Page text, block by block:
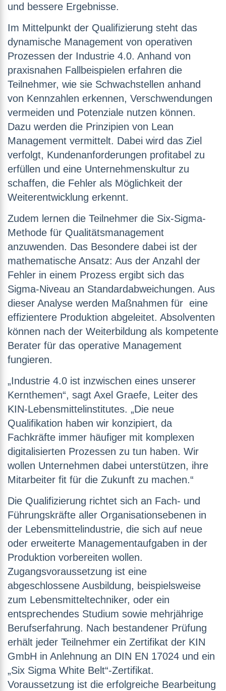
und bessere Ergebnisse.
Im Mittelpunkt der Qualifizierung steht das
dynamische Management von operativen
Prozessen der Industrie 4.0. Anhand von
praxisnahen Fallbeispielen erfahren die
Teilnehmer, wie sie Schwachstellen anhand
von Kennzahlen erkennen, Verschwendungen
vermeiden und Potenziale nutzen können.
Dazu werden die Prinzipien von Lean
Management vermittelt. Dabei wird das Ziel
verfolgt, Kundenanforderungen profitabel zu
erfüllen und eine Unternehmenskultur zu
schaffen, die Fehler als Möglichkeit der
Weiterentwicklung erkennt.
Zudem lernen die Teilnehmer die Six-Sigma-
Methode für Qualitätsmanagement
anzuwenden. Das Besondere dabei ist der
mathematische Ansatz: Aus der Anzahl der
Fehler in einem Prozess ergibt sich das
Sigma-Niveau an Standardabweichungen. Aus
dieser Analyse werden Maßnahmen für eine
effizientere Produktion abgeleitet. Absolventen
können nach der Weiterbildung als kompetente
Berater für das operative Management
fungieren.
„Industrie 4.0 ist inzwischen eines unserer
Kernthemen“, sagt Axel Graefe, Leiter des
KIN-Lebensmittelinstitutes. „Die neue
Qualifikation haben wir konzipiert, da
Fachkräfte immer häufiger mit komplexen
digitalisierten Prozessen zu tun haben. Wir
wollen Unternehmen dabei unterstützen, ihre
Mitarbeiter fit für die Zukunft zu machen.“
Die Qualifizierung richtet sich an Fach- und
Führungskräfte aller Organisationsebenen in
der Lebensmittelindustrie, die sich auf neue
oder erweiterte Managementaufgaben in der
Produktion vorbereiten wollen.
Zugangsvoraussetzung ist eine
abgeschlossene Ausbildung, beispielsweise
zum Lebensmitteltechniker, oder ein
entsprechendes Studium sowie mehrjährige
Berufserfahrung. Nach bestandener Prüfung
erhält jeder Teilnehmer ein Zertifikat der KIN
GmbH in Anlehnung an DIN EN 17024 und ein
„Six Sigma White Belt“-Zertifikat.
Voraussetzung ist die erfolgreiche Bearbeitung